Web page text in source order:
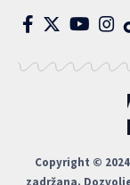
Copyright ©
zadržana.